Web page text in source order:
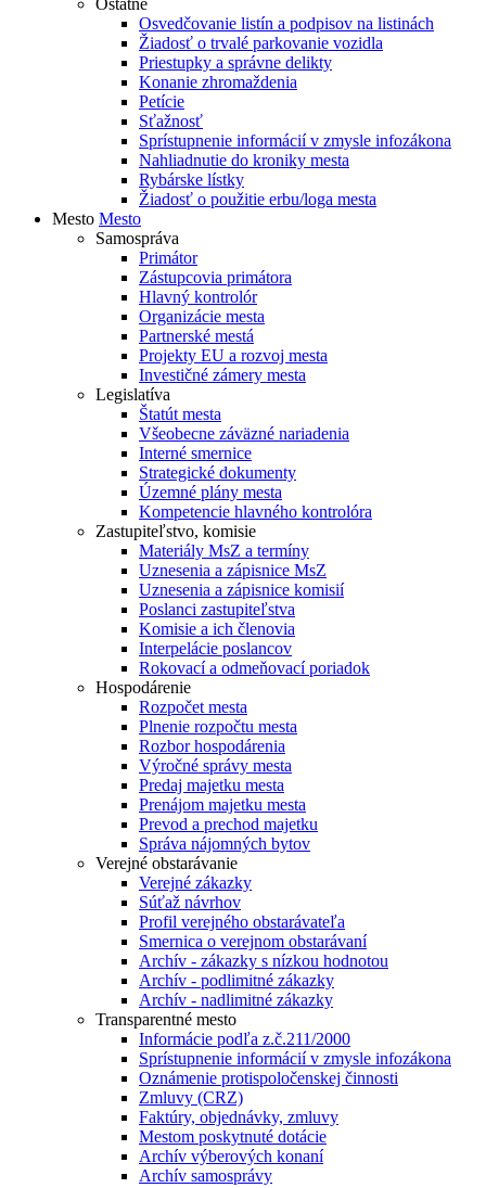
Ostatné
Osvedčovanie listín a podpisov na listinách
Žiadosť o trvalé parkovanie vozidla
Priestupky a správne delikty
Konanie zhromaždenia
Petície
Sťažnosť
Sprístupnenie informácií v zmysle infozákona
Nahliadnutie do kroniky mesta
Rybárske lístky
Žiadosť o použitie erbu/loga mesta
Mesto Mesto
Samospráva
Primátor
Zástupcovia primátora
Hlavný kontrolór
Organizácie mesta
Partnerské mestá
Projekty EU a rozvoj mesta
Investičné zámery mesta
Legislatíva
Štatút mesta
Všeobecne záväzné nariadenia
Interné smernice
Strategické dokumenty
Územné plány mesta
Kompetencie hlavného kontrolóra
Zastupiteľstvo, komisie
Materiály MsZ a termíny
Uznesenia a zápisnice MsZ
Uznesenia a zápisnice komisií
Poslanci zastupiteľstva
Komisie a ich členovia
Interpelácie poslancov
Rokovací a odmeňovací poriadok
Hospodárenie
Rozpočet mesta
Plnenie rozpočtu mesta
Rozbor hospodárenia
Výročné správy mesta
Predaj majetku mesta
Prenájom majetku mesta
Prevod a prechod majetku
Správa nájomných bytov
Verejné obstarávanie
Verejné zákazky
Súťaž návrhov
Profil verejného obstarávateľa
Smernica o verejnom obstarávaní
Archív - zákazky s nízkou hodnotou
Archív - podlimitné zákazky
Archív - nadlimitné zákazky
Transparentné mesto
Informácie podľa z.č.211/2000
Sprístupnenie informácií v zmysle infozákona
Oznámenie protispoločenskej činnosti
Zmluvy (CRZ)
Faktúry, objednávky, zmluvy
Mestom poskytnuté dotácie
Archív výberových konaní
Archív samosprávy